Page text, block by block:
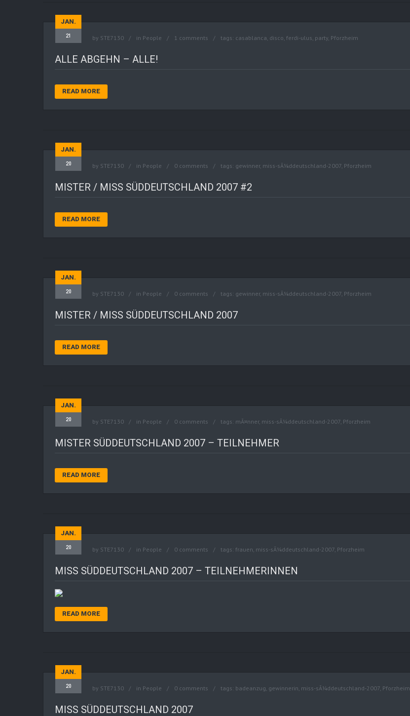
JAN.
21 by STE7130 in People 1 comments tags: casablanca, disco, ferdi-ulus, party, Pforzheim
ALLE ABGEHN – ALLE!
READ MORE
JAN.
20 by STE7130 in People 0 comments tags: gewinner, miss-sÃ¼ddeutschland-2007, Pforzheim
MISTER / MISS SÜDDEUTSCHLAND 2007 #2
READ MORE
JAN.
20 by STE7130 in People 0 comments tags: gewinner, miss-sÃ¼ddeutschland-2007, Pforzheim
MISTER / MISS SÜDDEUTSCHLAND 2007
READ MORE
JAN.
20 by STE7130 in People 0 comments tags: mÃ¤nner, miss-sÃ¼ddeutschland-2007, Pforzheim
MISTER SÜDDEUTSCHLAND 2007 – TEILNEHMER
READ MORE
JAN.
20 by STE7130 in People 0 comments tags: frauen, miss-sÃ¼ddeutschland-2007, Pforzheim
MISS SÜDDEUTSCHLAND 2007 – TEILNEHMERINNEN
READ MORE
JAN.
20 by STE7130 in People 0 comments tags: badeanzug, gewinnerin, miss-sÃ¼ddeutschland-2007, Pforzheim
MISS SÜDDEUTSCHLAND 2007